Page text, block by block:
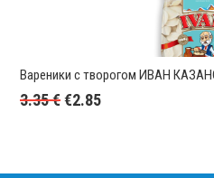
Вареники с творогом ИВАН
2.85
€
3.35€